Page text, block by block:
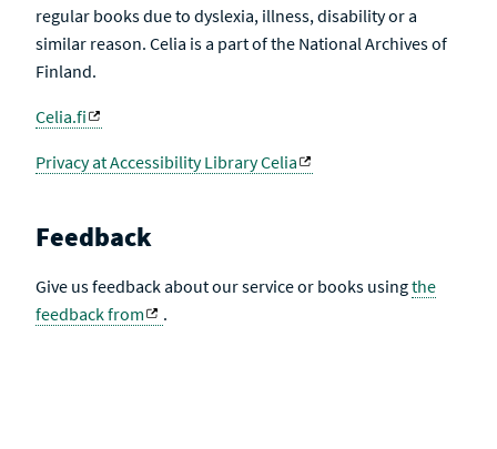
regular books due to dyslexia, illness, disability or a
similar reason. Celia is a part of the National Archives of
Finland.
Celia.fi
Privacy at Accessibility Library Celia
Feedback
Give us feedback about our service or books usingthe
feedback from
.